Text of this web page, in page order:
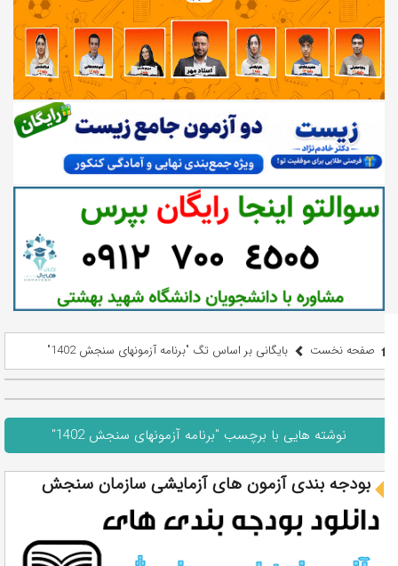
صفحه نخست بایگانی بر اساس تگ "برنامه آزمونهای سنجش 1402"
نوشته هایی با برچسب "برنامه آزمونهای سنجش 1402"
بودجه بندی آزمون های آزمایشی سازمان سنجش